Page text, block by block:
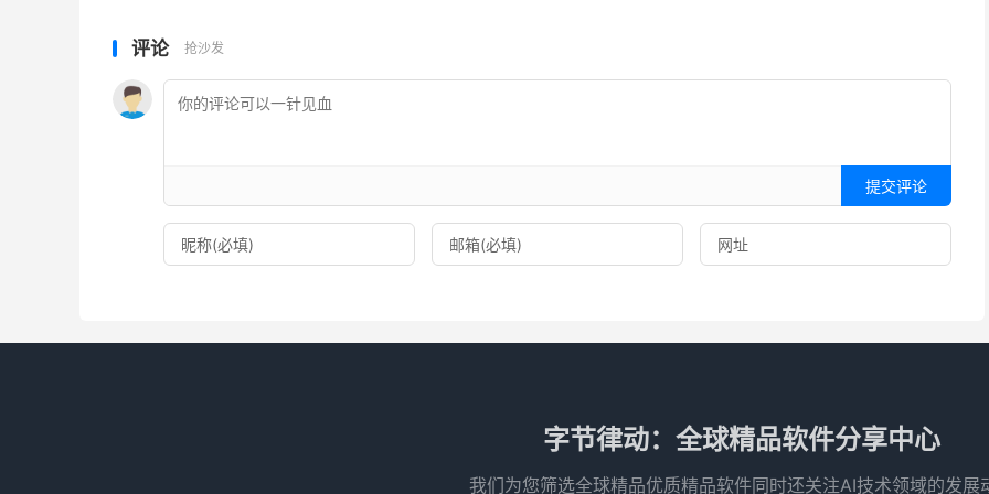
评论 抢沙发
提交评论
字节律动：全球精品软件分享中心
我们为您筛选全球精品优质精品软件同时还关注AI技术领域的发展